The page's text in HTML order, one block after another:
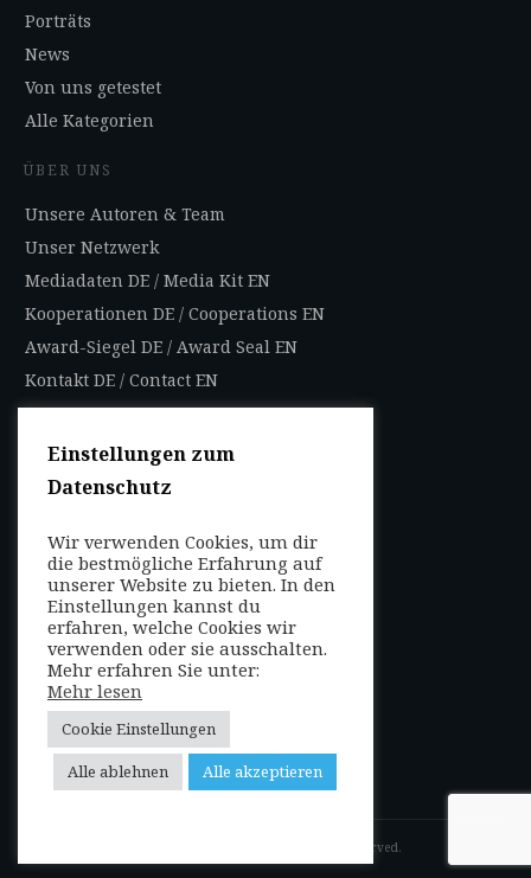
Porträts
News
Von uns getestet
Alle Kategorien
ÜBER UNS
Unsere Autoren & Team
Unser Netzwerk
Mediadaten DE / Media Kit EN
Kooperationen DE / Cooperations EN
Award-Siegel DE / Award Seal EN
Kontakt DE / Contact EN
Impressum
Datenschutzbestimmungen
Nutzungsbedingungen
FOLGEN SIE UNS
Entdecken Sie weltweit
mit uns die Highlights in
jeder Region als Local
oder auf Reisen!
, all rights reserved.
Einstellungen zum
Datenschutz
Wir verwenden Cookies, um dir
die bestmögliche Erfahrung auf
unserer Website zu bieten. In den
Einstellungen kannst du
erfahren, welche Cookies wir
verwenden oder sie ausschalten.
Mehr erfahren Sie unter:
Mehr lesen
Cookie Einstellungen
Alle ablehnen
Alle akzeptieren